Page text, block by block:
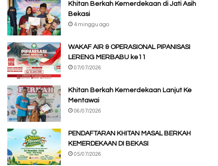
Khitan Berkah Kemerdekaan di Jati Asih
Bekasi
4 minggu ago
WAKAF AIR & OPERASIONAL PIPANISASI
LERENG MERBABU ke11
07/07/2026
Khitan Berkah Kemerdekaan Lanjut Ke
Mentawai
06/07/2026
PENDAFTARAN KHITAN MASAL BERKAH
KEMERDEKAAN DI BEKASI
05/07/2026